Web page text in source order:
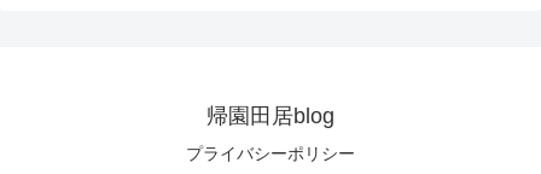
帰園田居blog
プライバシーポリシー